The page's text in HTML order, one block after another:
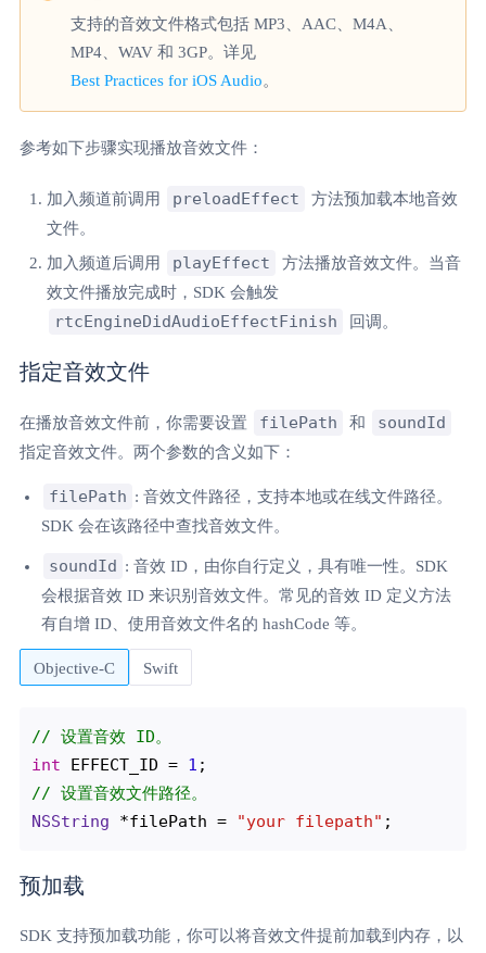
支持的音效文件格式包括 MP3、AAC、M4A、
MP4、WAV 和 3GP。详见
Best Practices for iOS Audio。
参考如下步骤实现播放音效文件：
加入频道前调用 preloadEffect
方法预加载本地音效
文件。
加入频道后调用
playEffect
方法播放音效文件。当音
效文件播放完成时，SDK 会触发
rtcEngineDidAudioEffectFinish 回调。
指定音效文件
在播放音效文件前，你需要设置 filePath 和 soundId
指定音效文件。两个参数的含义如下：
filePath : 音效文件路径，支持本地或在线文件路径。
SDK 会在该路径中查找音效文件。
soundId : 音效 ID，由你自行定义，具有唯一性。SDK
会根据音效 ID 来识别音效文件。常见的音效 ID 定义方法
有自增 ID、使用音效文件名的 hashCode 等。
Objective-C Swift
// 设置音效 ID。
int EFFECT_ID = 1
// 设置音效文件路径。
NSString *filePath = "your filepath"
预加载
SDK 支持预加载功能，你可以将音效文件提前加载到内存，以